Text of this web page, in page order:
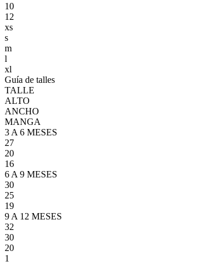
10
12
xs
s
m
l
xl
Guía de talles
TALLE
ALTO
ANCHO
MANGA
3 A 6 MESES
27
20
16
6 A 9 MESES
30
25
19
9 A 12 MESES
32
30
20
1